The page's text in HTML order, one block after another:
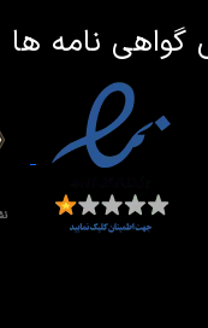
گواهی نامه ها